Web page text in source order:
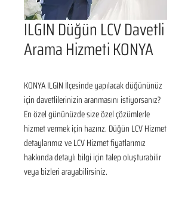
ILGIN Düğün LCV Davetli
Arama Hizmeti KONYA
KONYA ILGIN İlçesinde yapılacak düğününüz
için davetlilerinizin aranmasını istiyorsanız?
En özel gününüzde size özel çözümlerle
hizmet vermek için hazırız. Düğün LCV Hizmet
detaylarımız ve LCV Hizmet fiyatlarımız
hakkında detaylı bilgi için talep oluşturabilir
veya bizleri arayabilirsiniz.